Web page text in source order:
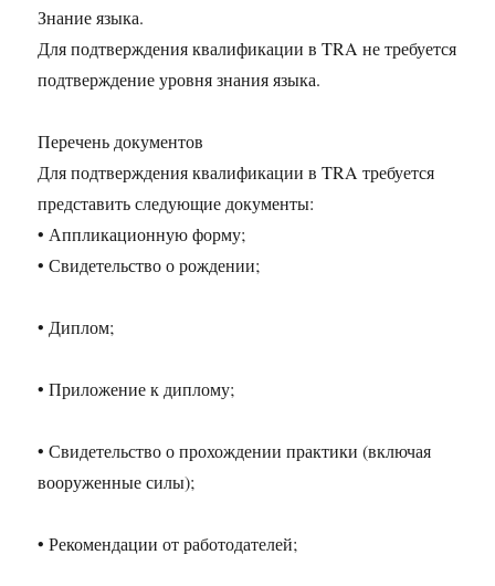
Знание языка.
Для подтверждения квалификации в TRA не требуется
подтверждение уровня знания языка.
Перечень документов
Для подтверждения квалификации в TRA требуется
представить следующие документы:
• Аппликационную форму;
• Свидетельство о рождении;
• Диплом;
• Приложение к диплому;
• Свидетельство о прохождении практики (включая
вооруженные силы);
• Рекомендации от работодателей;